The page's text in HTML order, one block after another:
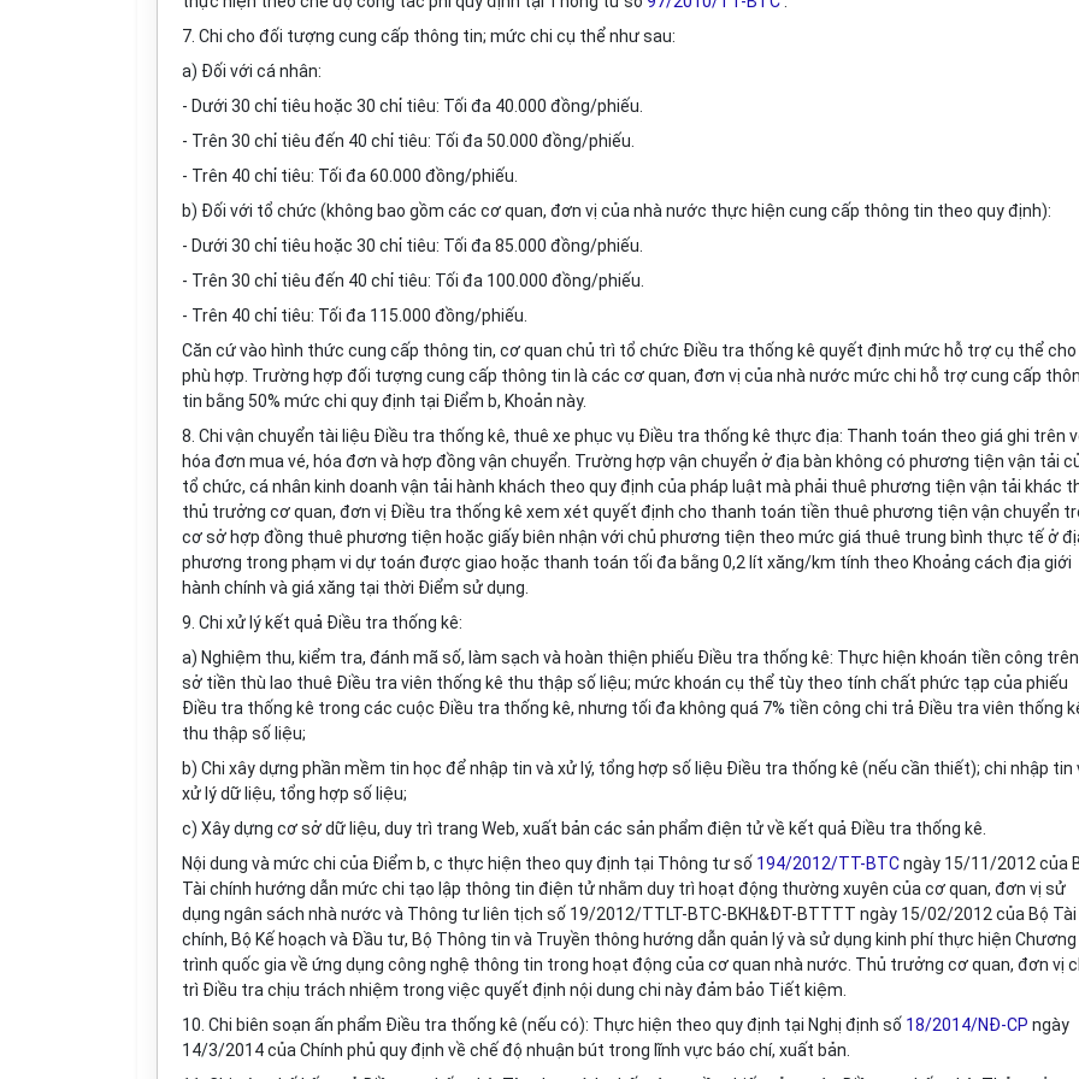
7. Chi cho đối tượng cung cấp thông tin; mức chi cụ thể như sau:
a) Đối với cá nhân:
- Dưới 30 chỉ tiêu hoặc 30 chỉ tiêu: Tối đa 40.000 đồng/phiếu.
- Trên 30 chỉ tiêu đến 40 chỉ tiêu: Tối đa 50.000 đồng/phiếu.
- Trên 40 chỉ tiêu: Tối đa 60.000 đồng/phiếu.
b) Đối với tổ chức (không bao gồm các cơ quan, đơn vị của nhà nước thực hiện cung cấp thông tin theo quy định):
- Dưới 30 chỉ tiêu hoặc 30 chỉ tiêu: Tối đa 85.000 đồng/phiếu.
- Trên 30 chỉ tiêu đến 40 chỉ tiêu: Tối đa 100.000 đồng/phiếu.
- Trên 40 chỉ tiêu: Tối đa 115.000 đồng/phiếu.
Căn cứ vào hình thức cung cấp thông tin, cơ quan chủ trì tổ chức Điều tra thống kê quyết định mức hỗ trợ cụ thể cho
phù hợp. Trường hợp đối tượng cung cấp thông tin là các cơ quan, đơn vị của nhà nước mức chi hỗ trợ cung cấp
tin bằng 50% mức chi quy định tại Điểm b, Khoản này.
8. Chi vận chuyển tài liệu Điều tra thống kê, thuê xe phục vụ Điều tra thống kê thực địa: Thanh toán theo giá ghi trên
hóa đơn mua vé, hóa đơn và hợp đồng vận chuyển. Trường hợp vận chuyển ở địa bàn không có phương tiện vận tải
tổ chức, cá nhân kinh doanh vận tải hành khách theo quy định của pháp luật mà phải thuê phương tiện vận tải khác
thủ trưởng cơ quan, đơn vị Điều tra thống kê xem xét quyết định cho thanh toán tiền thuê phương tiện vận chuyển
cơ sở hợp đồng thuê phương tiện hoặc giấy biên nhận với chủ phương tiện theo mức giá thuê trung bình thực tế ở
phương trong phạm vi dự toán được giao hoặc thanh toán tối đa bằng 0,2 lít xăng/km tính theo Khoảng cách địa giới
hành chính và giá xăng tại thời Điểm sử dụng.
9. Chi xử lý kết quả Điều tra thống kê:
a) Nghiệm thu, kiểm tra, đánh mã số, làm sạch và hoàn thiện phiếu Điều tra thống kê: Thực hiện khoán tiền công
sở tiền thù lao thuê Điều tra viên thống kê thu thập số liệu; mức khoán cụ thể tùy theo tính chất phức tạp của phiếu
Điều tra thống kê trong các cuộc Điều tra thống kê, nhưng tối đa không quá 7% tiền công chi trả Điều tra viên thống
thu thập số liệu;
b) Chi xây dựng phần mềm tin học để nhập tin và xử lý, tổng hợp số liệu Điều tra thống kê (nếu cần thiết); chi nhập tin
xử lý dữ liệu, tổng hợp số liệu;
c) Xây dựng cơ sở dữ liệu, duy trì trang Web, xuất bản các sản phẩm điện tử về kết quả Điều tra thống kê.
Nội dung và mức chi của Điểm b, c thực hiện theo quy định tại Thông tư số 194/2012/TT-BTCngày 15/11/2012 của
Tài chính hướng dẫn mức chi tạo lập thông tin điện tử nhằm duy trì hoạt động thường xuyên của cơ quan, đơn vị sử
dụng ngân sách nhà nước và Thông tư liên tịch số 19/2012/TTLT-BTC-BKH&ĐT-BTTTT ngày 15/02/2012 của Bộ Tài
chính, Bộ Kế hoạch và Đầu tư, Bộ Thông tin và Truyền thông hướng dẫn quản lý và sử dụng kinh phí thực hiện Chương
trình quốc gia về ứng dụng công nghệ thông tin trong hoạt động của cơ quan nhà nước. Thủ trưởng cơ quan, đơn vị
trì Điều tra chịu trách nhiệm trong việc quyết định nội dung chi này đảm bảo Tiết kiệm.
10. Chi biên soạn ấn phẩm Điều tra thống kê (nếu có): Thực hiện theo quy định tại Nghị định số 18/2014/NĐ-CP ngày
14/3/2014 của Chính phủ quy định về chế độ nhuận bút trong lĩnh vực báo chí, xuất bản.